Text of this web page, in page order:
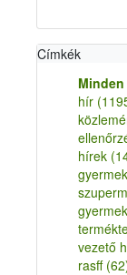
Címkék
hír
hírek
vezető
rasff